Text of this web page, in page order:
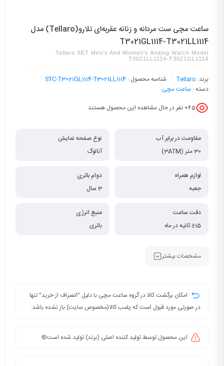
ساعت مچی ست مردانه و زنانه عقربه‌ای تلارو(Tellaro) مدل
T3021GL1114-T3021LL1114
Tellaro SET Men's And Women's Analog Watch Model
T3021LL1114-T3021GL1114
برند: Tellaro شناسه محصول : STC-T3021GL1114-T3021LL1114
دسته : ساعت مچی
65+ نفر در حال مشاهده این محصول هستند
مقاومت در برابر آب
30 متر (3ATM)
نوع صفحه نمایش
آنالوگ
لوازم همراه
جعبه
دوام باتری
3 سال
دقت ساعت
±15 ثانیه در ماه
منبع انرژی
باتری
مشخصات بیشتر
امکان برگشت کالا در گروه ساعت مچی با دلیل "انصراف از خرید" تنها
در صورتی مورد قبول است که پلمب کالا(مخصوص سایت) باز نشده باشد.
این محصول توسط تولید کننده اصلی (برند) تولید شده است©️